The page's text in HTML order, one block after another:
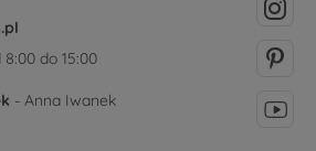
do 15:00
- Anna Iwanek